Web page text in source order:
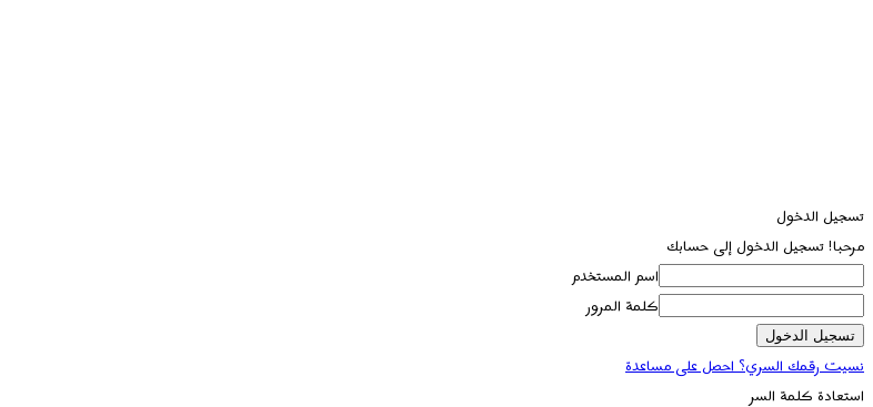
تسجيل الدخول
مرحبا! تسجيل الدخول إلى حسابك
اسم المستخدم
كلمة المرور
نسيت رقمك السري؟ احصل على مساعدة
استعادة كلمة السر